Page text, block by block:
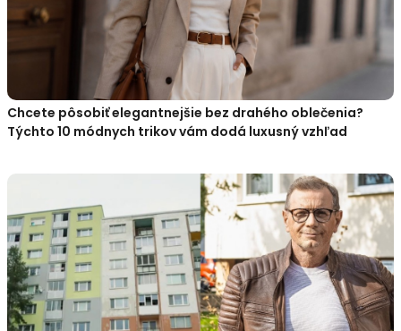
Chcete pôsobiť elegantnejšie bez drahého oblečenia?
Týchto 10 módnych trikov vám dodá luxusný vzhľad